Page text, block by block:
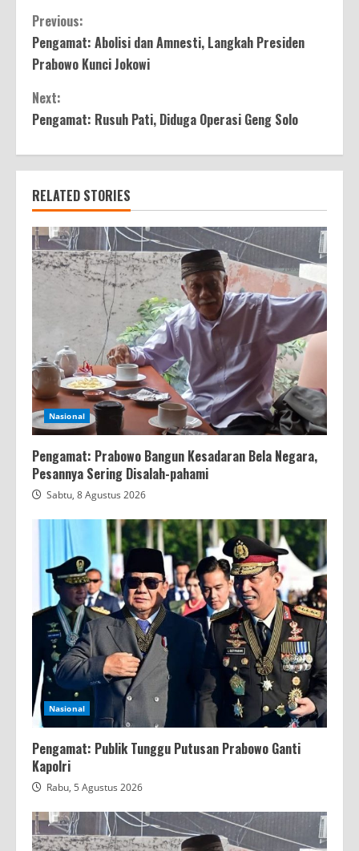
Continue
Reading
Previous:
Pengamat: Abolisi dan Amnesti, Langkah Presiden
Prabowo Kunci Jokowi
Next:
Pengamat: Rusuh Pati, Diduga Operasi Geng Solo
RELATED STORIES
Nasional
Pengamat: Prabowo Bangun Kesadaran Bela Negara,
Pesannya Sering Disalah-pahami
Sabtu, 8 Agustus 2026
Nasional
Pengamat: Publik Tunggu Putusan Prabowo Ganti
Kapolri
Rabu, 5 Agustus 2026